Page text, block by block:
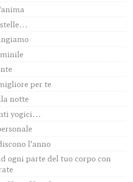
per te
notte
yogici...
l’anno
ogni parte del tuo corpo con